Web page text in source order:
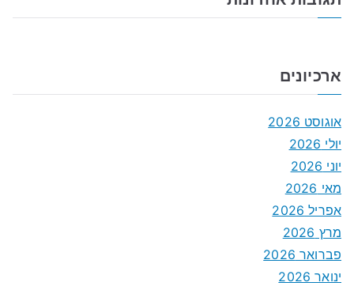
ארכיונים
אוגוסט 2026
יולי 2026
יוני 2026
מאי 2026
אפריל 2026
מרץ 2026
פברואר 2026
ינואר 2026